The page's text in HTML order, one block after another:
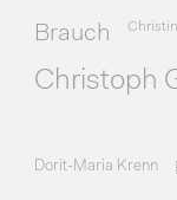
Brauch
Christoph
Dorit-Maria Krenn